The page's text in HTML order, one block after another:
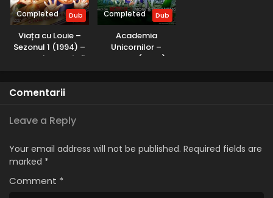
Completed Dub
Viața cu Louie –
Sezonul 1 (1994) –
Dublat în Română
Completed Dub
Academia
Unicornilor –
Sezonul 1 (2023) –
Comentarii
Leave a Reply
Your email address will not be published. Required fields are
marked *
Comment *